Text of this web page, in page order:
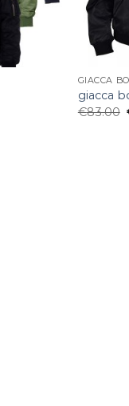
GIACCA
giacca
€83.00